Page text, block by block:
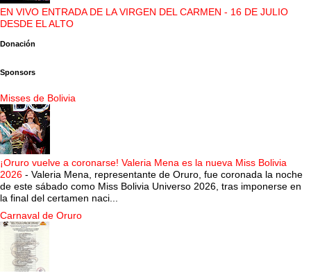
EN VIVO ENTRADA DE LA VIRGEN DEL CARMEN - 16 DE JULIO
DESDE EL ALTO
Donación
Sponsors
Misses de Bolivia
¡Oruro vuelve a coronarse! Valeria Mena es la nueva Miss Bolivia
2026 - Valeria Mena, representante de Oruro, fue coronada la noche
de este sábado como Miss Bolivia Universo 2026, tras imponerse en
la final del certamen naci...
Carnaval de Oruro